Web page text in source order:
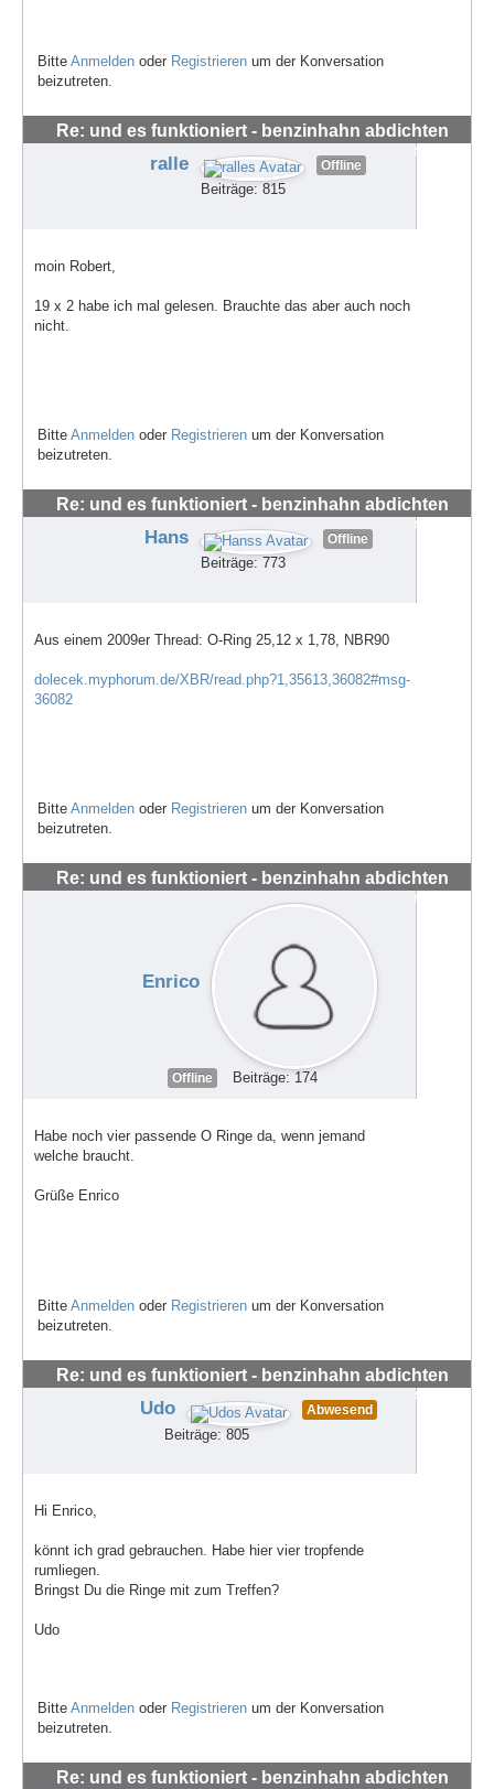
Bitte Anmelden oder Registrieren um der Konversation
beizutreten.
Re: und es funktioniert - benzinhahn abdichten
#62666
ralle Offline
Beiträge: 815
moin Robert,
19 x 2 habe ich mal gelesen. Brauchte das aber auch noch
nicht.
Bitte Anmelden oder Registrieren um der Konversation
beizutreten.
Re: und es funktioniert - benzinhahn abdichten
#62667
Hans Offline
Beiträge: 773
Aus einem 2009er Thread: O-Ring 25,12 x 1,78, NBR90
dolecek.myphorum.de/XBR/read.php?1,35613,36082#msg-
36082
Bitte Anmelden oder Registrieren um der Konversation
beizutreten.
Re: und es funktioniert - benzinhahn abdichten
#62668
Enrico
Offline Beiträge: 174
Habe noch vier passende O Ringe da, wenn jemand
welche braucht.
Grüße Enrico
Bitte Anmelden oder Registrieren um der Konversation
beizutreten.
Re: und es funktioniert - benzinhahn abdichten
#62669
Udo Abwesend
Beiträge: 805
Hi Enrico,
könnt ich grad gebrauchen. Habe hier vier tropfende
rumliegen.
Bringst Du die Ringe mit zum Treffen?
Udo
Bitte Anmelden oder Registrieren um der Konversation
beizutreten.
Re: und es funktioniert - benzinhahn abdichten